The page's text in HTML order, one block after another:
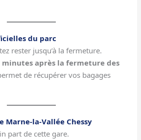
du parc
rester jusqu’à la fermeture.
minutes après la fermeture des
de récupérer vos bagages
Marne-la-Vallée Chessy
part de cette gare.